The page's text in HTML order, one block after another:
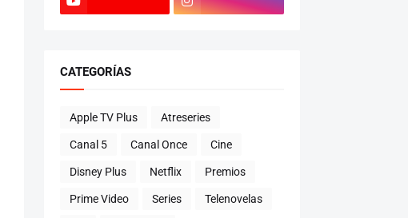
CATEGORÍAS
Apple TV Plus Atreseries
Canal 5 Canal Once Cine
Disney Plus Netflix Premios
Prime Video Series Telenovelas